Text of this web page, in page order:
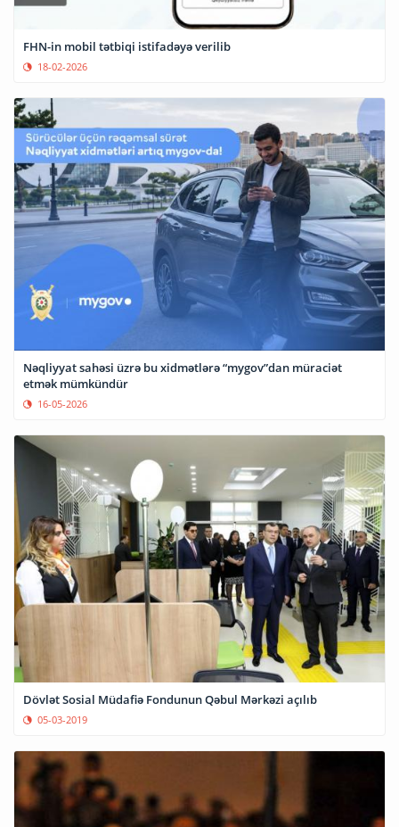
FHN-in mobil tətbiqi istifadəyə verilib
18-02-2026
Nəqliyyat sahəsi üzrə bu xidmətlərə “mygov”dan müraciət
etmək mümkündür
16-05-2026
Dövlət Sosial Müdafiə Fondunun Qəbul Mərkəzi açılıb
05-03-2019